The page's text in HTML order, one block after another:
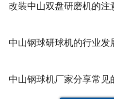
改装中山双盘研磨机的注
中山钢球研球机的行业发